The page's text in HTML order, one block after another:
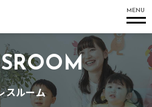
MENU
スルーム